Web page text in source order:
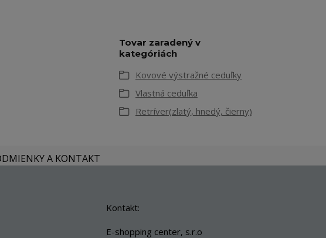
Tovar zaradený v
kategóriách
Kovové výstražné ceduľky
Vlastná ceduľka
Retríver(zlatý, hnedý, čierny)
A KONTAKT
Kontakt:
E-shopping center, s.r.o